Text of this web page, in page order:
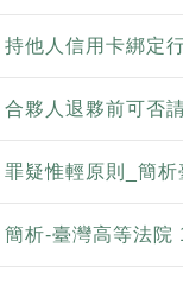
持他人信用卡綁定
合夥人退夥前可否
罪疑惟輕原則_簡
簡析-臺灣高等法院